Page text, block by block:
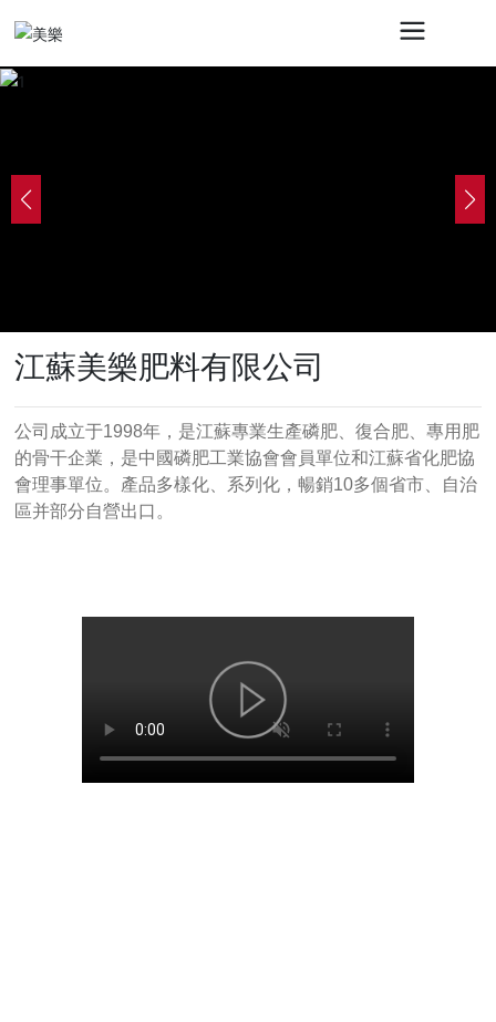
江蘇美樂肥料有限公司
公司成立于1998年，是江蘇專業生產磷肥、復合肥、專用肥
的骨干企業，是中國磷肥工業協會會員單位和江蘇省化肥協
會理事單位。產品多樣化、系列化，暢銷10多個省市、自治
區并部分自營出口。